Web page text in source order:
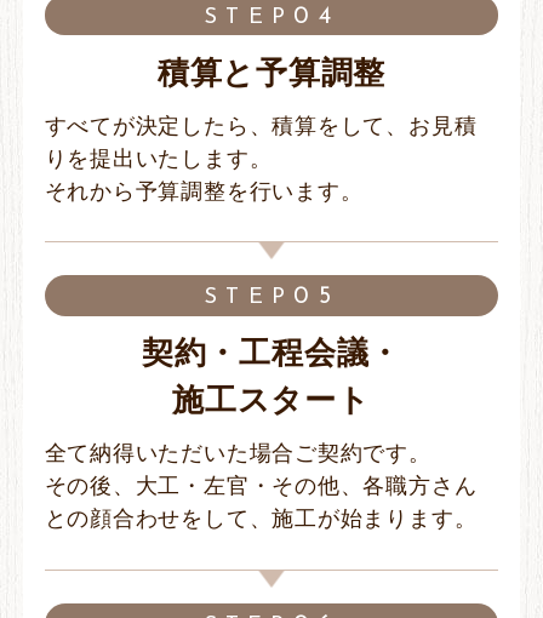
STEP 04
積算と予算調整
すべてが決定したら、積算をして、お見積
りを提出いたします。
それから予算調整を行います。
STEP 05
契約・工程会議・
施工スタート
全て納得いただいた場合ご契約です。
その後、大工・左官・その他、各職方さん
との顔合わせをして、施工が始まります。